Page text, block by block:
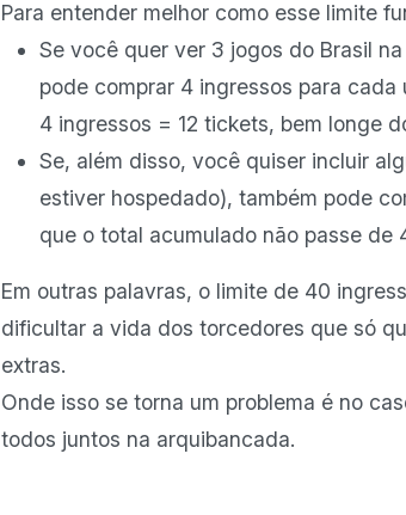
Para entender melhor como esse limite
Se você quer ver 3 jogos do Brasil
pode comprar 4 ingressos para
4 ingressos = 12 tickets, bem longe
Se, além disso, você quiser incluir
estiver hospedado), também pode
que o total acumulado não passe de
Em outras palavras, o limite de 40
dificultar a vida dos torcedores que só
extras.
Onde isso se torna um problema é no
todos juntos na arquibancada.